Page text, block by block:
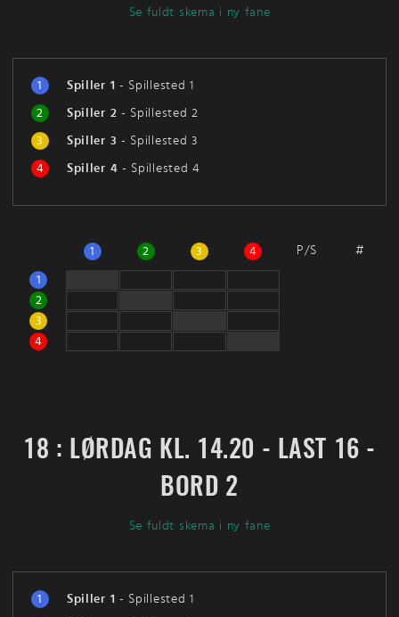
Se fuldt skema i ny fane
1 Spiller 1 - Spillested 1
2
Spiller 2 - Spillested 2
3
Spiller 3 - Spillested 3
4
Spiller 4 - Spillested 4
1 2 3 4 P/S
#
1
2
3
4
18 : LØRDAG KL. 14.20 - LAST 16 -
BORD 2
Se fuldt skema i ny fane
1 Spiller 1 - Spillested 1